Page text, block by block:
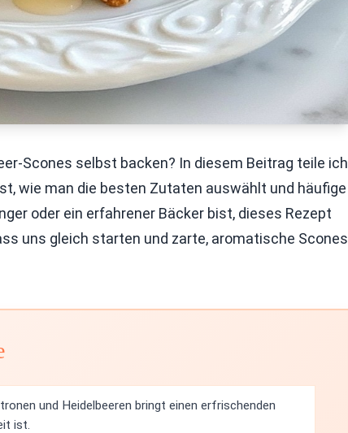
Scones selbst backen? In diesem Beitrag teile ich
wie man die besten Zutaten auswählt und häufige
oder ein erfahrener Bäcker bist, dieses Rezept
uns gleich starten und zarte, aromatische Scones
und Heidelbeeren bringt einen erfrischenden
ist.